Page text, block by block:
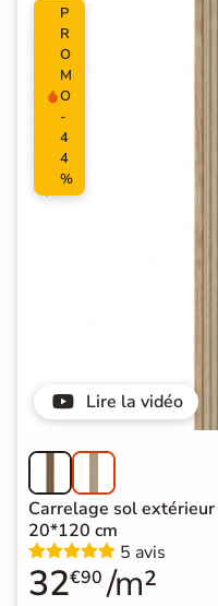
Lire la vidéo
P
R
O
M
O
-
4
4
%
Carrelage sol
20*120 cm
5 avis
32€90 /m²